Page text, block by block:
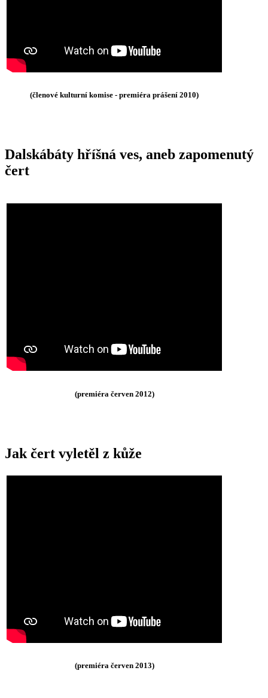
(členové kulturní komise - premiéra prášení 2010)
Dalskábáty hříšná ves, aneb zapomenutý
čert
(premiéra červen 2012)
Jak čert vyletěl z kůže
(premiéra červen 2013)